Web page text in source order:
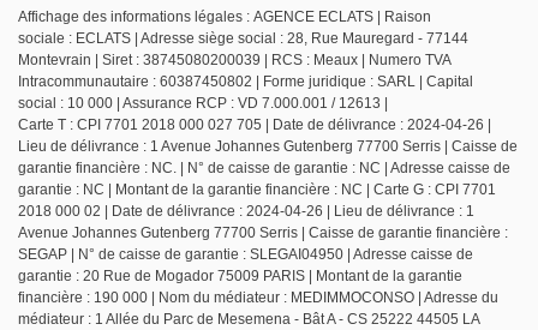
Affichage des informations légales : AGENCE ECLATS | Raison
sociale : ECLATS | Adresse siège social : 28, Rue Mauregard - 77144
Montevrain | Siret : 38745080200039 | RCS : Meaux | Numero TVA
Intracommunautaire : 60387450802 | Forme juridique : SARL | Capital
social : 10 000 | Assurance RCP : VD 7.000.001 / 12613 |
Carte T : CPI 7701 2018 000 027 705 | Date de délivrance : 2024-04-26 |
Lieu de délivrance : 1 Avenue Johannes Gutenberg 77700 Serris | Caisse de
garantie financière : NC. | N° de caisse de garantie : NC | Adresse caisse de
garantie : NC | Montant de la garantie financière : NC | Carte G : CPI 7701
2018 000 02 | Date de délivrance : 2024-04-26 | Lieu de délivrance : 1
Avenue Johannes Gutenberg 77700 Serris | Caisse de garantie financière :
SEGAP | N° de caisse de garantie : SLEGAI04950 | Adresse caisse de
garantie : 20 Rue de Mogador 75009 PARIS | Montant de la garantie
financière : 190 000 | Nom du médiateur : MEDIMMOCONSO | Adresse du
médiateur : 1 Allée du Parc de Mesemena - Bât A - CS 25222 44505 LA